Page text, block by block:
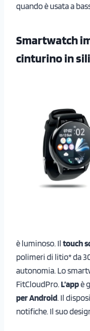
quando è usata a
Smartwatch
cinturino in
è luminoso. Il touch
polimeri di litio* da
autonomia. Lo
FitCloudPro. L’appè
per Android. Il
notifiche. Il suo